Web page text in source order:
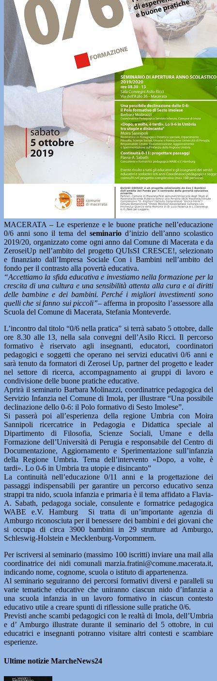
MACERATA – Le esperienze e le buone pratiche nell’educazione
0/6 anni sono il tema del seminariod’inizio dell’anno scolastico
2019/20, organizzato come ogni anno dal Comune di Macerata e da
ZeroseiUp nell’ambito del progetto QUIsSI CRESCE!, selezionato
e finanziato dall’Impresa Sociale Con i Bambini nell’ambito del
fondo per il contrasto alla povertà educativa.
“Accettiamo la sfida educativa e investiamo nella formazione per la
crescita di una cultura e una sensibilità attenta alla cura e ai diritti
delle bambine e dei bambini. Perché i migliori investimenti sono
quelli che si fanno sui piccoli”– afferma in proposito l’assessore alla
Scuola del Comune di Macerata, Stefania Monteverde.
L’incontro dal titolo “0/6 nella pratica” si terrà sabato 5 ottobre, dalle
ore 8.30 alle 13, nella sala convegni dell’Asilo Ricci. Il percorso
formativo è riservato agli insegnanti, educatori, coordinatori
pedagogici e soggetti che operano nei servizi educativi 0/6 anni e
sarà tenuto da formatori di Zerosei Up, partner del progetto e leader
nel settore di ricerca, accompagnamento ai gruppi di lavoro e
condivisione delle buone pratiche educative.
Aprirà il seminario Barbara Molinazzi, coordinatrice pedagogica del
Servizio Infanzia nel Comune di Imola, per illustrare “Una possibile
declinazione dello 0-6: il Polo formativo di Sesto Imolese”.
Si passerà poi all’esperienza della regione Umbria con Moira
Sannipoli ricercatrice in Pedagogia e Didattica speciale al
Dipartimento di Filosofia, Scienze Sociali, Umane e della
Formazione dell’Università di Perugia e responsabile del Centro di
Documentazione, Aggiornamento e Sperimentazione sull’infanzia
della Regione Umbria. Tema dell’intervento «Dopo, a volte, è
tardi». Lo 0-6 in Umbria tra utopie e disincanto”
La continuità nell’educazione 0/11 anni e la progettazione dei
passaggi indispensabili per garantire un percorso educativo senza
strappi tra nido, scuola infanzia e primaria è il tema affidato a Flavia-
A. Sabath, pedagoga sociale, consulente e formatrice pedagogica
WABE e.V. Hamburg Si tratta di un’importante agenzia di
Amburgo riconosciuta per il benessere dei bambini e dei giovani che
si occupa di circa 3900 bambini in 29 strutture ad Amburgo,
Schleswig-Holstein e Mecklenburg-Vorpommern.
Per iscriversi al seminario (massimo 100 iscritti) inviare una mail alla
coordinatrice dei nidi comunali marzia.fratini@comune.macerata.it,
indicando nome, cognome, scuola o istituto di appartenenza.
Al seminario seguiranno dei percorsi formativi diversi e paralleli su
varie tematiche educative che uniranno ciascun nido d’infanzia a
una scuola infanzia in un lavoro formativo in ciascun contesto
educativo utile a creare spunti di riflessione sulle pratiche 0/6.
Previsti anche scambi pedagogici con le realtà di Imola, dell’Umbria
e d’ Amburgo illustrate durante il seminario del 5 ottobre, in cui
educatrici e insegnanti potranno visitare altri contesti e scambiare
esperienze.
Ultime notizie MarcheNews24